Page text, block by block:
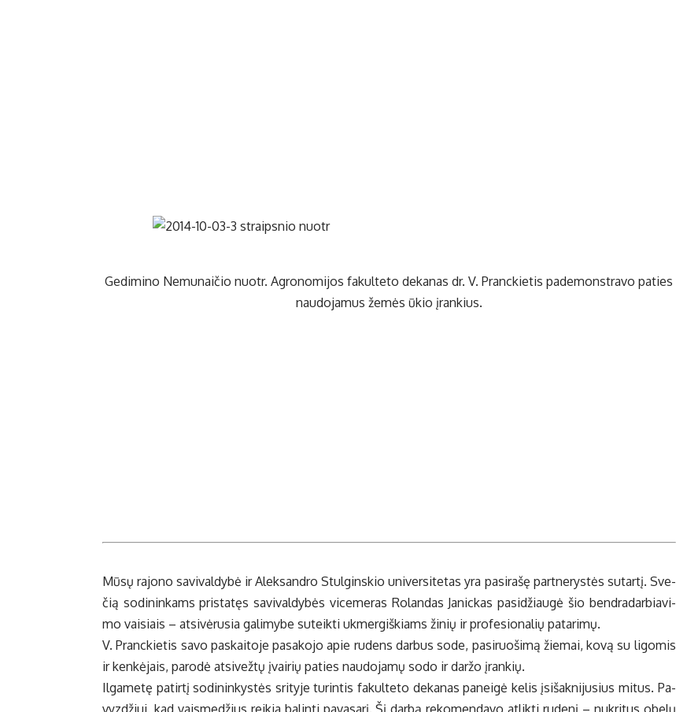
Ge­di­mi­no Ne­mu­nai­čio nuotr.Ag­ro­no­mi­jos fa­kul­te­to de­ka­nas dr. V. Pranc­kie­tis pa­de­monst­ra­vo pa­ties
nau­do­ja­mus že­mės ūkio įran­kius.
Mū­sų ra­jo­no sa­vi­val­dy­bė ir Alek­san­dro Stul­gins­kio uni­ver­si­te­tas yra pa­si­ra­šę part­ne­rys­tės su­tar­tį. Sve­
čią so­di­nin­kams pri­sta­tęs sa­vi­val­dy­bės vi­ce­me­ras Ro­lan­das Ja­nic­kas pa­si­džiau­gė šio ben­dra­dar­bia­vi­
mo vai­siais – at­si­vė­ru­sia ga­li­my­be su­teik­ti uk­mer­giš­kiams ži­nių ir pro­fe­sio­na­lių pa­ta­ri­mų.
V. Pranc­kie­tis sa­vo pa­skai­to­je pa­sa­ko­jo apie ru­dens dar­bus so­de, pa­si­ruo­ši­mą žie­mai, ko­vą su li­go­mis
ir ken­kė­jais, pa­ro­dė at­si­vež­tų įvai­rių pa­ties nau­do­ja­mų so­do ir dar­žo įran­kių.
Il­ga­me­tę pa­tir­tį so­di­nin­kys­tės sri­ty­je tu­rin­tis fa­kul­te­to de­ka­nas pa­nei­gė ke­lis įsi­šak­ni­ju­sius mi­tus. Pa­